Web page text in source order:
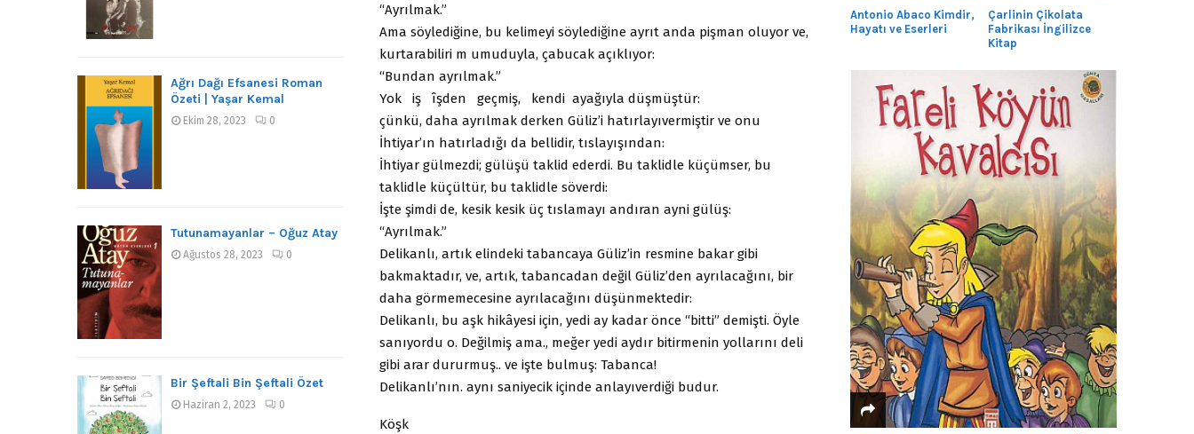
“Ayrılmak.”
Ama söylediğine, bu kelimeyi söylediğine ayrıt anda pişman oluyor ve,
kurtarabiliri m umuduyla, çabucak açıklıyor:
“Bundan ayrılmak.”
Yok iş îşden geçmiş, kendi ayağıyla düşmüştür:
çünkü, daha ayrılmak derken Güliz’i hatırlayıvermiştir ve onu
İhtiyar’ın hatırladığı da bellidir, tıslayışından:
İhtiyar gülmezdi; gülüşü taklid ederdi. Bu taklidle küçümser, bu
taklidle küçültür, bu taklidle söverdi:
İşte şimdi de, kesik kesik üç tıslamayı andıran ayni gülüş:
“Ayrılmak.”
Delikanlı, artık elindeki tabancaya Güliz’in resmine bakar gibi
bakmaktadır, ve, artık, tabancadan değil Güliz’den ayrılacağını, bir
daha görmemecesine ayrılacağını düşünmektedir:
Delikanlı, bu aşk hikâyesi için, yedi ay kadar önce “bitti” demişti. Öyle
sanıyordu o. Değilmiş ama., meğer yedi aydır bitirmenin yollarını deli
gibi arar dururmuş.. ve işte bulmuş: Tabanca!
Delikanlı’nın. aynı saniyecik içinde anlayıverdiği budur.
Köşk
Ağrı Dağı Efsanesi Roman
Özeti | Yaşar Kemal
Ekim 28, 2023 0
Tutunamayanlar – Oğuz Atay
Ağustos 28, 2023 0
Bir Şeftali Bin Şeftali Özet
Haziran 2, 2023 0
Antonio Abaco Kimdir,
Hayatı ve Eserleri
Çarlinin Çikolata
Fabrikası İngilizce
Kitap